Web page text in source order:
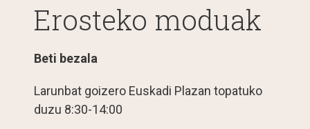
Erosteko moduak
Beti bezala
Larunbat goizero Euskadi Plazan topatuko
duzu 8:30-14:00